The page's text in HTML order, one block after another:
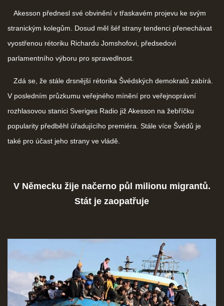
Akesson přednesl své obvinění v třaskavém projevu ke svým
stranickým kolegům. Dosud měl šéf strany tendenci přenechávat
vyostřenou rétoriku Richardu Jomshofovi, předsedovi
parlamentního výboru pro spravedlnost.
Zdá se, že stále drsnější rétorika Švédských demokratů zabírá.
V posledním průzkumu veřejného mínění pro veřejnoprávní
rozhlasovou stanici Sveriges Radio již Akesson na žebříčku
popularity předběhl úřadujícího premiéra. Stále více Švédů je
také pro účast jeho strany ve vládě.
V Německu žije načerno půl milionu migrantů.
Stát je zaopatřuje